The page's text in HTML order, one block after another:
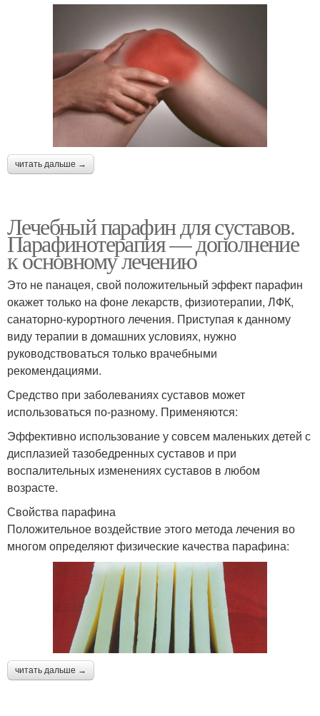
читать дальше →
Лечебный парафин для суставов.
Парафинотерапия — дополнение
к основному лечению
Это не панацея, свой положительный эффект парафин
окажет только на фоне лекарств, физиотерапии, ЛФК,
санаторно-курортного лечения. Приступая к данному
виду терапии в домашних условиях, нужно
руководствоваться только врачебными
рекомендациями.
Средство при заболеваниях суставов может
использоваться по-разному. Применяются:
Эффективно использование у совсем маленьких детей с
дисплазией тазобедренных суставов и при
воспалительных изменениях суставов в любом
возрасте.
Свойства парафина
Положительное воздействие этого метода лечения во
многом определяют физические качества парафина:
читать дальше →